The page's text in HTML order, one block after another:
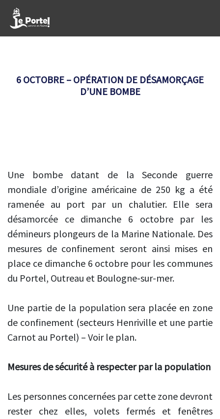
6 OCTOBRE – OPÉRATION DE DÉSAMORÇAGE
D’UNE BOMBE
Une bombe datant de la Seconde guerre
mondiale d’origine américaine de 250 kg a été
ramenée au port par un chalutier. Elle sera
désamorcée ce dimanche 6 octobre par les
démineurs plongeurs de la Marine Nationale. Des
mesures de confinement seront ainsi mises en
place ce dimanche 6 octobre pour les communes
du Portel, Outreau et Boulogne-sur-mer.
Une partie de la population sera placée en zone
de confinement (secteurs Henriville et une partie
Carnot au Portel) – Voir le plan.
Mesures de sécurité à respecter par la population
Les personnes concernées par cette zone devront
rester chez elles, volets fermés et fenêtres